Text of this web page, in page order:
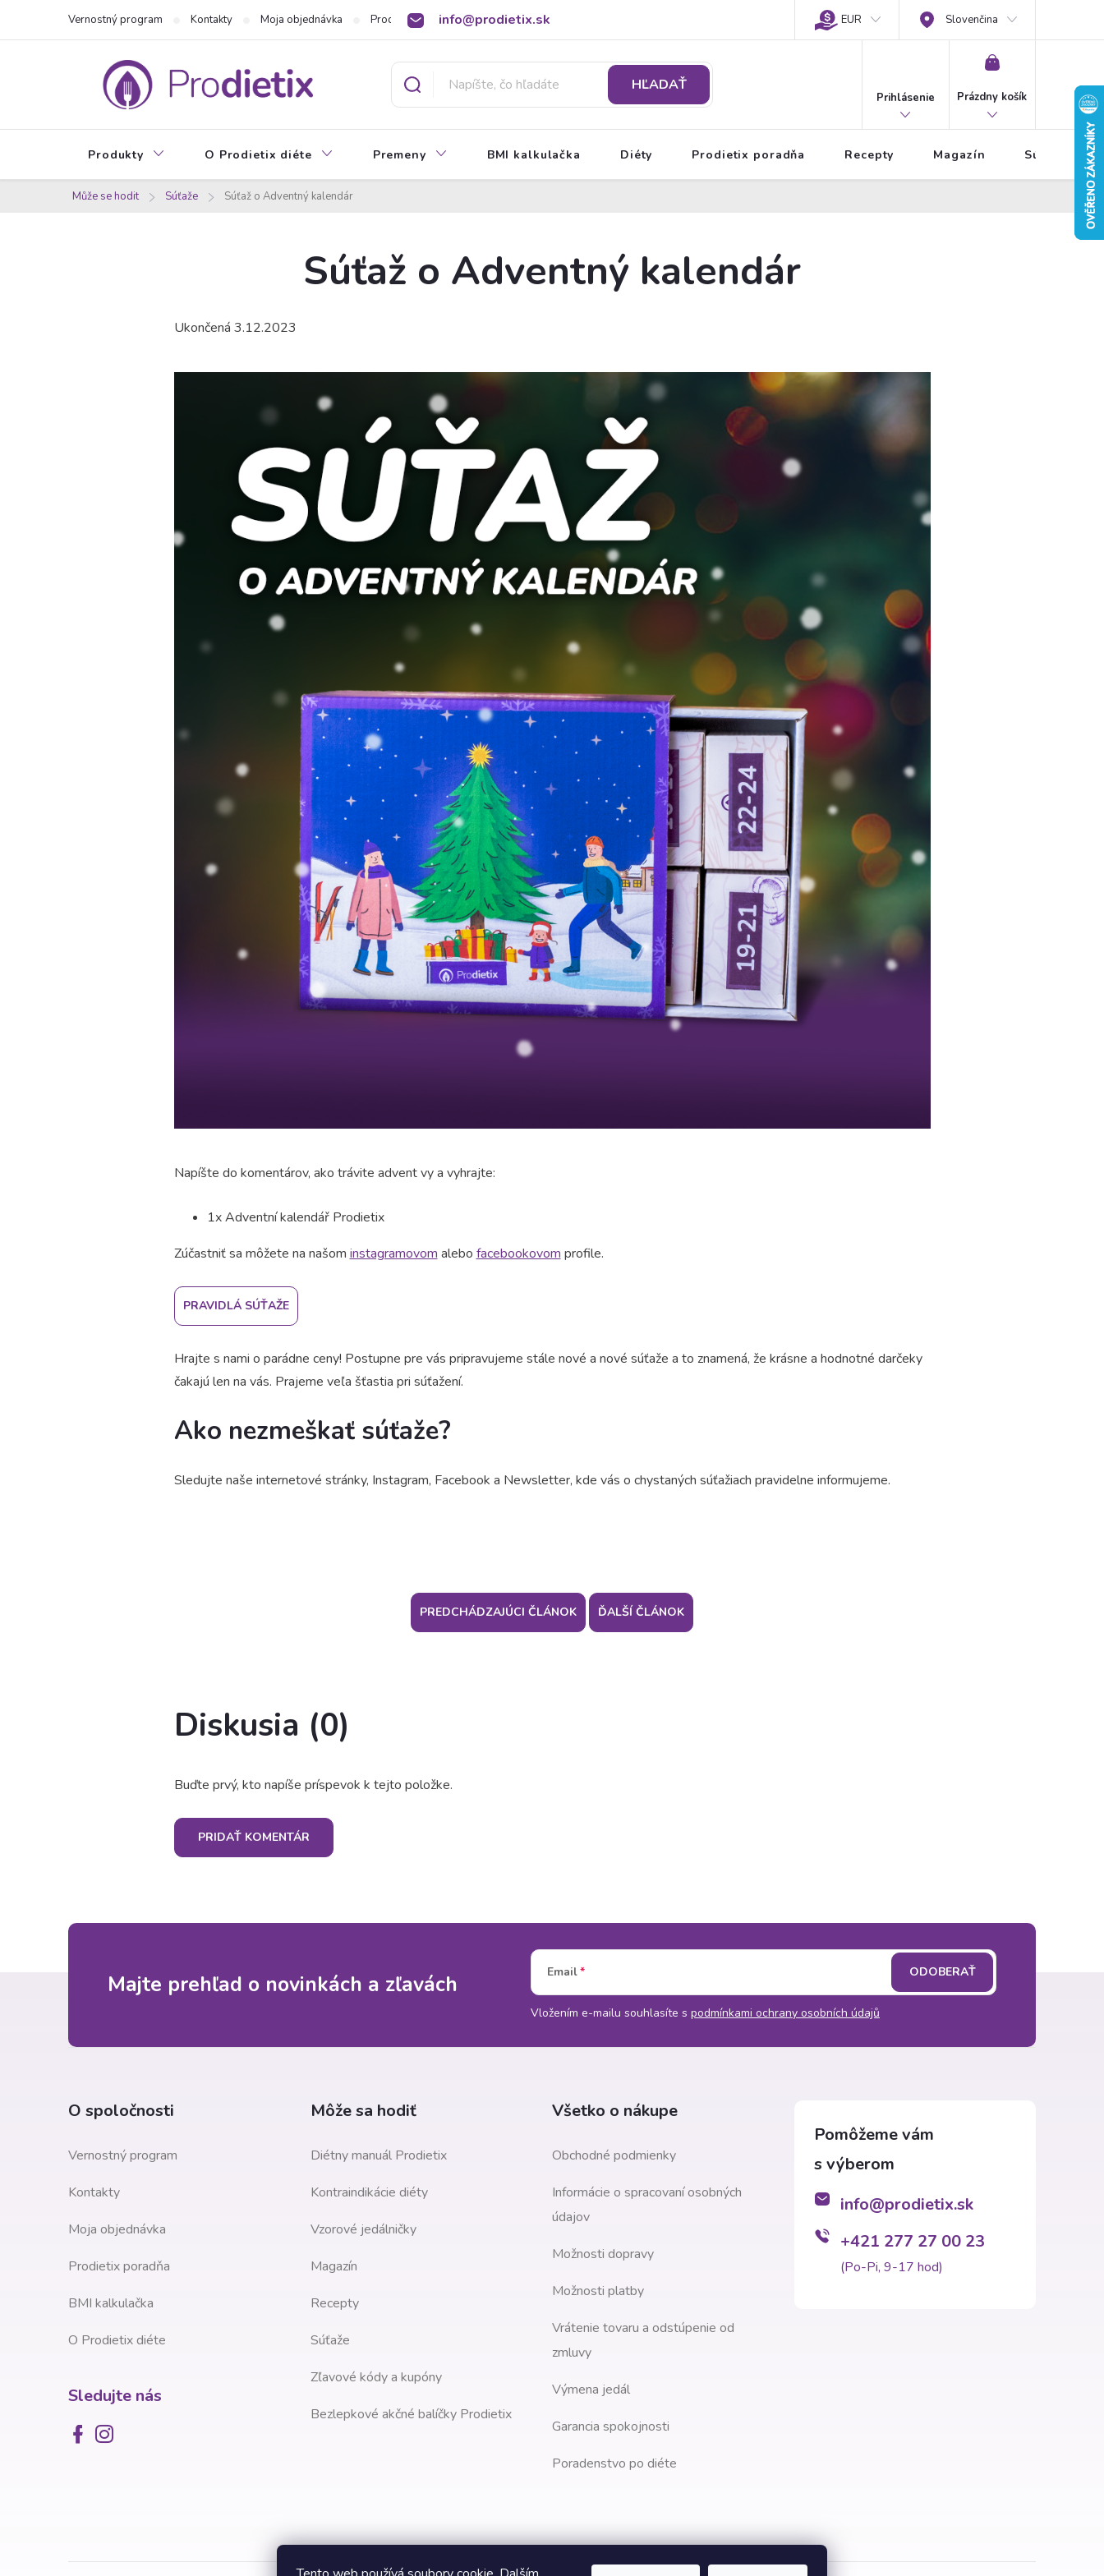
info@prodietix.sk
Vernostný program Kontakty Moja objednávka Prodietix poradňa BMI kalkulačka EUR Slovenčina
HĽADAŤ
Prihlásenie
NÁKUPNÝ
Prázdny košík
Produkty O Prodietix diéte Premeny BMI kalkulačka Diéty Prodietix poradňa Recepty Magazín Súťaže
Může se hodit Súťaže Súťaž o Adventný kalendár
Súťaž o Adventný kalendár
Ukončená 3.12.2023
Napíšte do komentárov, ako trávite advent vy a vyhrajte:
1x Adventní kalendář Prodietix
Zúčastniť sa môžete na našom instagramovom alebo facebookovom profile.
PRAVIDLÁ SÚŤAŽE
Hrajte s nami o parádne ceny! Postupne pre vás pripravujeme stále nové a nové súťaže a to znamená, že krásne a hodnotné darčeky
čakajú len na vás. Prajeme veľa šťastia pri súťažení.
Ako nezmeškať súťaže?
Sledujte naše internetové stránky, Instagram, Facebook a Newsletter, kde vás o chystaných súťažiach pravidelne informujeme.
PREDCHÁDZAJÚCI ČLÁNOK ĎALŠÍ ČLÁNOK
Diskusia (0)
Buďte prvý, kto napíše príspevok k tejto položke.
PRIDAŤ KOMENTÁR
Majte prehľad o novinkách a zľavách Email
Vložením e-mailu souhlasíte s podmínkami ochrany osobních údajů
ODOBERAŤ
O spoločnosti
Vernostný program
Kontakty
Moja objednávka
Prodietix poradňa
BMI kalkulačka
O Prodietix diéte
Sledujte nás
Môže sa hodiť
Diétny manuál Prodietix
Kontraindikácie diéty
Vzorové jedálničky
Magazín
Recepty
Súťaže
Zľavové kódy a kupóny
Bezlepkové akčné balíčky Prodietix
Všetko o nákupe
Obchodné podmienky
Informácie o spracovaní osobných
údajov
Možnosti dopravy
Možnosti platby
Vrátenie tovaru a odstúpenie od
zmluvy
Výmena jedál
Garancia spokojnosti
Poradenstvo po diéte
info@prodietix.sk
+421 277 27 00 23
(Po-Pi, 9-17 hod)